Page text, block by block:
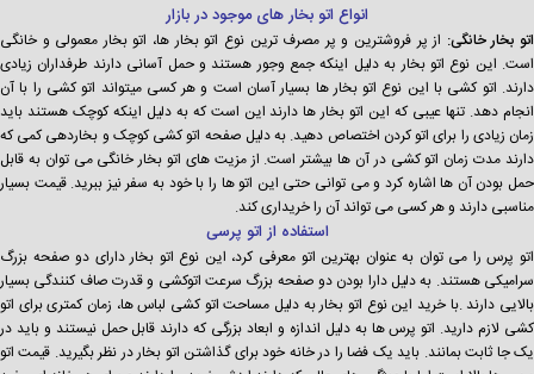
انواع اتو بخار های موجود در بازار
اتو بخار خانگی: از پر فروشترین و پر مصرف ترین نوع اتو بخار ها، اتو بخار معمولی و خانگی
است. این نوع اتو بخار به دلیل اینکه جمع وجور هستند و حمل آسانی دارند طرفداران زیادی
دارند. اتو کشی با این نوع اتو بخار ها بسیار آسان است و هر کسی میتواند اتو کشی را با آن
انجام دهد. تنها عیبی که این اتو بخار ها دارند این است که به دلیل اینکه کوچک هستند باید
زمان زیادی را برای اتو کردن اختصاص دهید. به دلیل صفحه اتو کشی کوچک و بخاردهی کمی که
دارند مدت زمان اتو کشی در آن ها بیشتر است. از مزیت های اتو بخار خانگی می توان به قابل
حمل بودن آن ها اشاره کرد و می توانی حتی این اتو ها را با خود به سفر نیز ببرید. قیمت بسیار
مناسبی دارند و هر کسی می تواند آن را خریداری کند.
استفاده از اتو پرسی
اتو پرس را می توان به عنوان بهترین اتو معرفی کرد، این نوع اتو بخار دارای دو صفحه بزرگ
سرامیکی هستند. به دلیل دارا بودن دو صفحه بزرگ سرعت اتوکشی و قدرت صاف کنندگی بسیار
بالایی دارند .با خرید این نوع اتو بخار به دلیل مساحت اتو کشی لباس ها، زمان کمتری برای اتو
کشی لازم دارید. اتو پرس ها به دلیل اندازه و ابعاد بزرگی که دارند قابل حمل نیستند و باید در
یک جا ثابت بمانند. باید یک فضا را در خانه خود برای گذاشتن اتو بخار در نظر بگیرید. قیمت اتو